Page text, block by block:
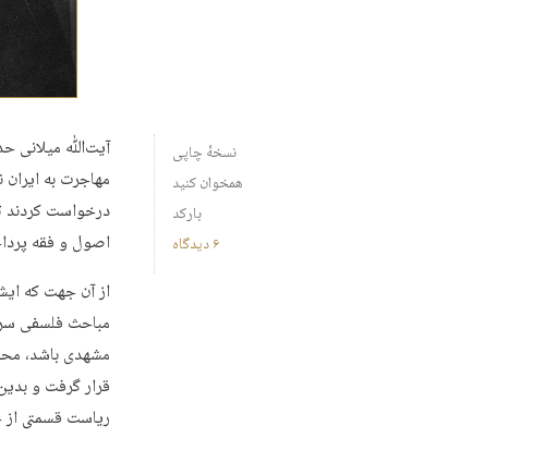
نسخهٔ چاپی
همخوان کنید
بارکد
۶ دیدگاه
آیت‌ﷲ میلانی
مهاجرت به
درخواست کردند
اصول و فقه
از آن جهت که
مباحث فلسفی
مشهدی باشد،
قرار گرفت و
ریاست قسمتی